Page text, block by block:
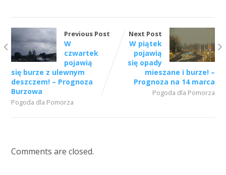
Previous Post
W
czwartek
pojawią
się burze z ulewnym
deszczem! – Prognoza
Burzowa
Pogoda dla Pomorza
Next Post
W piątek
pojawią
się opady
mieszane i burze! –
Prognoza na 14 marca
Pogoda dla Pomorza
Comments are closed.